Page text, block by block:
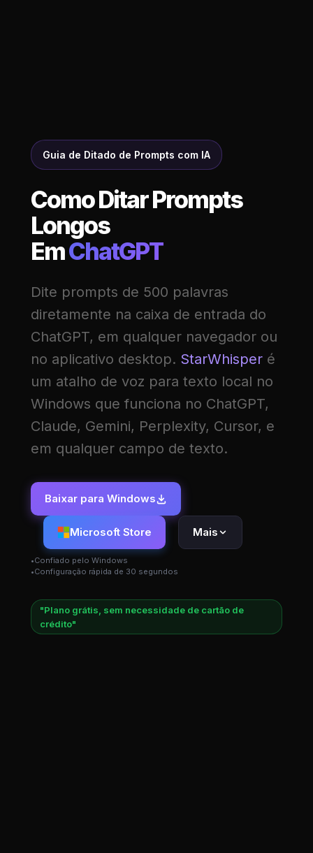
Guia de Ditado de Prompts com IA
Como Ditar Prompts
Longos
EmChatGPT
Dite prompts de 500 palavras
diretamente na caixa de entrada do
ChatGPT, em qualquer navegador ou
no aplicativo desktop. StarWhisper é
um atalho de voz para texto local no
Windows que funciona no ChatGPT,
Claude, Gemini, Perplexity, Cursor, e
em qualquer campo de texto.
Baixar para Windows
Microsoft Store
Confiado pelo Windows
Configuração rápida de 30 segundos
Mais
"Plano grátis, sem necessidade de cartão de
crédito"